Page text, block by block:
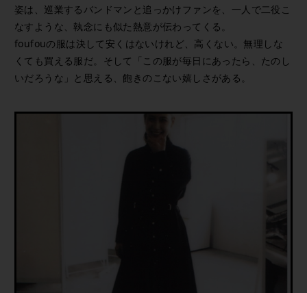
姿は、巡業するバンドマンと追っかけファンを、一人で二役こ
なすような、執念にも似た熱意が伝わってくる。
foufouの服は決して安くはないけれど、高くない。無理しな
くても買える服だ。そして「この服が毎日にあったら、たのし
いだろうな」と思える、飽きのこない嬉しさがある。